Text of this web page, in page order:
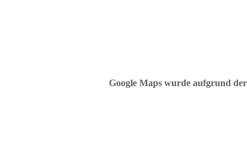
Google Maps wurde aufgrund